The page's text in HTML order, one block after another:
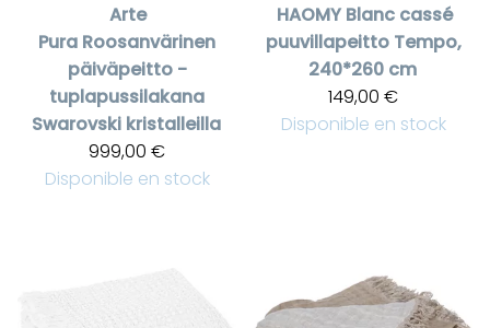
Arte
Pura Roosanvärinen
päiväpeitto -
tuplapussilakana
Swarovski kristalleilla
999,00 €
Disponible en stock
HAOMY Blanc cassé
puuvillapeitto Tempo,
240*260 cm
149,00 €
Disponible en stock